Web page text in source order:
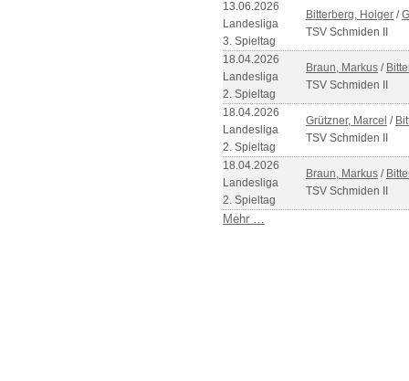
13.06.2026
Landesliga
3. Spieltag
Bitterberg, Holger /
TSV Schmiden II
18.04.2026
Landesliga
2. Spieltag
Braun, Markus /
TSV Schmiden II
18.04.2026
Landesliga
2. Spieltag
Grützner, Marcel /
TSV Schmiden II
18.04.2026
Landesliga
2. Spieltag
Braun, Markus /
TSV Schmiden II
Mehr …